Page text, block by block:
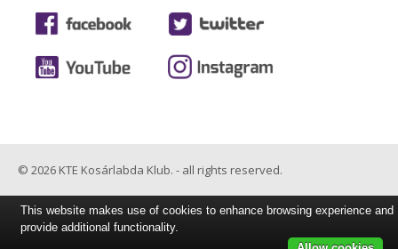
© 2026 KTE Kosárlabda Klub. - all rights reserved.
This website makes use of cookies to enhance browsing experience and
provide additional functionality.